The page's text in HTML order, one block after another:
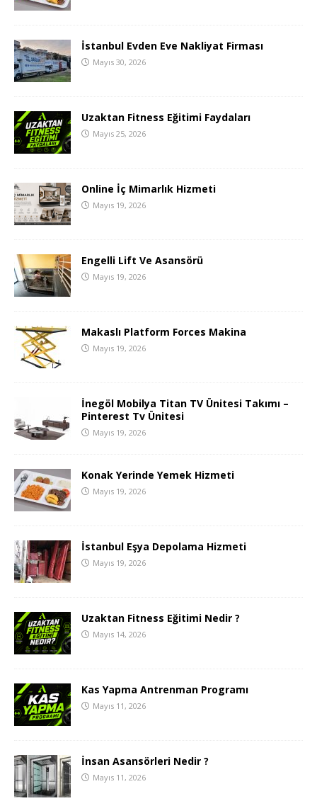
İstanbul Evden Eve Nakliyat Firması
Mayıs 30, 2026
Uzaktan Fitness Eğitimi Faydaları
Mayıs 25, 2026
Online İç Mimarlık Hizmeti
Mayıs 19, 2026
Engelli Lift Ve Asansörü
Mayıs 19, 2026
Makaslı Platform Forces Makina
Mayıs 19, 2026
İnegöl Mobilya Titan TV Ünitesi Takımı –
Pinterest Tv Ünitesi
Mayıs 19, 2026
Konak Yerinde Yemek Hizmeti
Mayıs 19, 2026
İstanbul Eşya Depolama Hizmeti
Mayıs 19, 2026
Uzaktan Fitness Eğitimi Nedir ?
Mayıs 14, 2026
Kas Yapma Antrenman Programı
Mayıs 11, 2026
İnsan Asansörleri Nedir ?
Mayıs 11, 2026